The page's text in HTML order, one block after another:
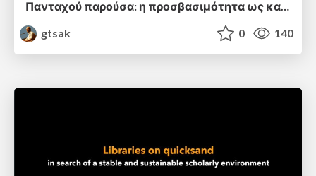
gtsak
0 140